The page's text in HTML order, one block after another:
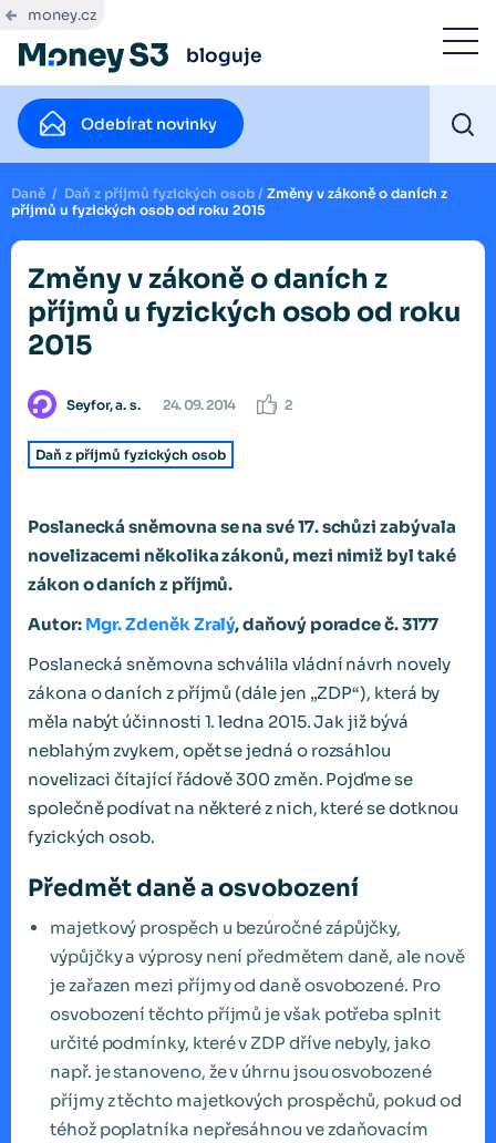
money.cz
bloguje
Odebírat novinky
Daně / Daň z příjmů fyzických osob / Změny v zákoně o daních z
příjmů u fyzických osob od roku 2015
Změny v zákoně o daních z
příjmů u fyzických osob od roku
2015
Seyfor, a. s. 24. 09. 2014 2
Daň z příjmů fyzických osob
Poslanecká sněmovna se na své 17. schůzi zabývala
novelizacemi několika zákonů, mezi nimiž byl také
zákon o daních z příjmů.
Autor: Mgr. Zdeněk Zralý, daňový poradce č. 3177
Poslanecká sněmovna schválila vládní návrh novely
zákona o daních z příjmů (dále jen „ZDP“), která by
měla nabýt účinnosti 1. ledna 2015. Jak již bývá
neblahým zvykem, opět se jedná o rozsáhlou
novelizaci čítající řádově 300 změn. Pojďme se
společně podívat na některé z nich, které se dotknou
fyzických osob.
Předmět daně a osvobození
majetkový prospěch u bezúročné zápůjčky,
výpůjčky a výprosy není předmětem daně, ale nově
je zařazen mezi příjmy od daně osvobozené. Pro
osvobození těchto příjmů je však potřeba splnit
určité podmínky, které v ZDP dříve nebyly, jako
např. je stanoveno, že v úhrnu jsou osvobozené
příjmy z těchto majetkových prospěchů, pokud od
téhož poplatníka nepřesáhnou ve zdaňovacím